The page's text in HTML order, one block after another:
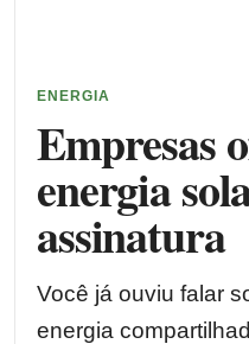
ENERGIA
Empresas
energia
assinatura
Você já ouviu falar
energia